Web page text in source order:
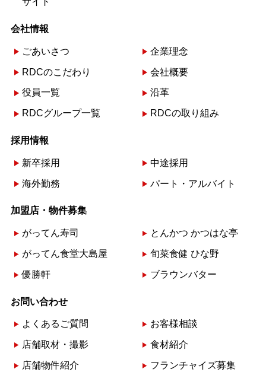
会社情報
ごあいさつ 企業理念
RDCのこだわり 会社概要
役員一覧 沿革
RDCグループ一覧 RDCの取り組み
採用情報
新卒採用 中途採用
海外勤務 パート・アルバイト
加盟店・物件募集
がってん寿司 とんかつ かつはな亭
がってん食堂大島屋 旬菜食健 ひな野
優勝軒 ブラウンバター
お問い合わせ
よくあるご質問 お客様相談
店舗取材・撮影 食材紹介
店舗物件紹介 フランチャイズ募集